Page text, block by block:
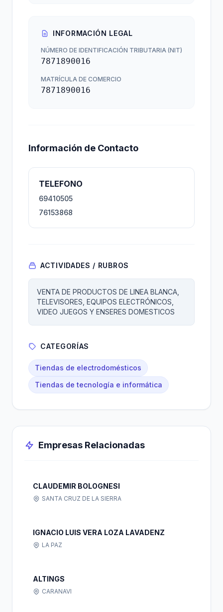
INFORMACIÓN LEGAL
NÚMERO DE IDENTIFICACIÓN TRIBUTARIA (NIT)
7871890016
MATRÍCULA DE COMERCIO
7871890016
Información de Contacto
TELEFONO
69410505
76153868
ACTIVIDADES / RUBROS
VENTA DE PRODUCTOS DE LINEA BLANCA,
TELEVISORES, EQUIPOS ELECTRÓNICOS,
VIDEO JUEGOS Y ENSERES DOMESTICOS
CATEGORÍAS
Tiendas de electrodomésticos
Tiendas de tecnología e informática
Empresas Relacionadas
CLAUDEMIR BOLOGNESI
SANTA CRUZ DE LA SIERRA
IGNACIO LUIS VERA LOZA LAVADENZ
LA PAZ
ALTINGS
CARANAVI